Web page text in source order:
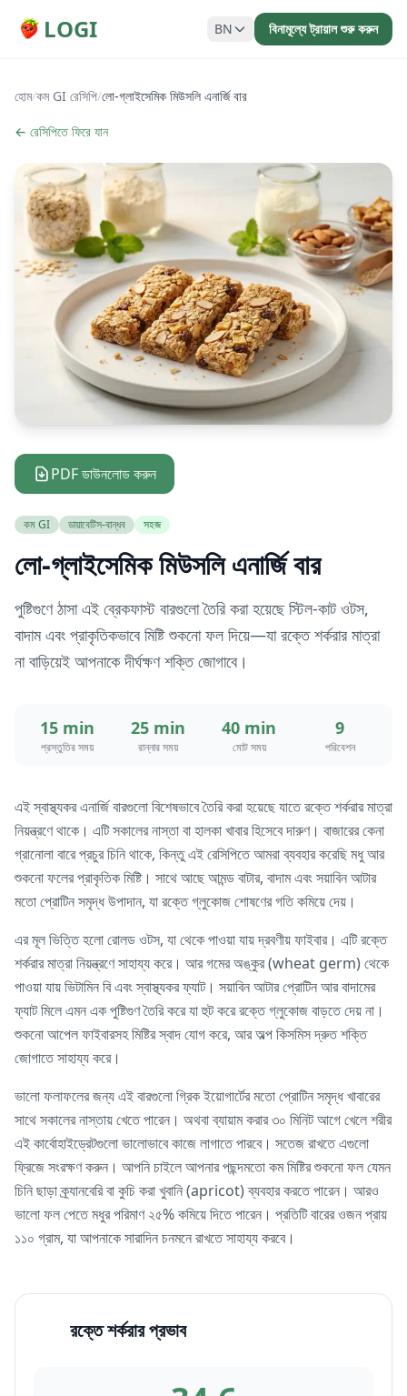
LOGI BN বিনামূল্যে ট্রায়াল শুরু করুন
হোম/কম GI রেসিপি/লো-গ্লাইসেমিক মিউসলি এনার্জি বার
← রেসিপিতে ফিরে যান
PDF ডাউনলোড করুন
কম GI ডায়াবেটিস-বান্ধব সহজ
লো-গ্লাইসেমিক মিউসলি এনার্জি বার
পুষ্টিগুণে ঠাসা এই ব্রেকফাস্ট বারগুলো তৈরি করা হয়েছে স্টিল-কাট ওটস,
বাদাম এবং প্রাকৃতিকভাবে মিষ্টি শুকনো ফল দিয়ে—যা রক্তে শর্করার মাত্রা
না বাড়িয়েই আপনাকে দীর্ঘক্ষণ শক্তি জোগাবে।
15 min
প্রস্তুতির সময়
25 min
রান্নার সময়
40 min
মোট সময়
9
পরিবেশন
এই স্বাস্থ্যকর এনার্জি বারগুলো বিশেষভাবে তৈরি করা হয়েছে যাতে রক্তে শর্করার মাত্রা
নিয়ন্ত্রণে থাকে। এটি সকালের নাস্তা বা হালকা খাবার হিসেবে দারুণ। বাজারের কেনা
গ্রানোলা বারে প্রচুর চিনি থাকে, কিন্তু এই রেসিপিতে আমরা ব্যবহার করেছি মধু আর
শুকনো ফলের প্রাকৃতিক মিষ্টি। সাথে আছে আমন্ড বাটার, বাদাম এবং সয়াবিন আটার
মতো প্রোটিন সমৃদ্ধ উপাদান, যা রক্তে গ্লুকোজ শোষণের গতি কমিয়ে দেয়।
এর মূল ভিত্তি হলো রোলড ওটস, যা থেকে পাওয়া যায় দ্রবণীয় ফাইবার। এটি রক্তে
শর্করার মাত্রা নিয়ন্ত্রণে সাহায্য করে। আর গমের অঙ্কুর (wheat germ) থেকে
পাওয়া যায় ভিটামিন বি এবং স্বাস্থ্যকর ফ্যাট। সয়াবিন আটার প্রোটিন আর বাদামের
ফ্যাট মিলে এমন এক পুষ্টিগুণ তৈরি করে যা হুট করে রক্তে গ্লুকোজ বাড়তে দেয় না।
শুকনো আপেল ফাইবারসহ মিষ্টির স্বাদ যোগ করে, আর অল্প কিসমিস দ্রুত শক্তি
জোগাতে সাহায্য করে।
ভালো ফলাফলের জন্য এই বারগুলো গ্রিক ইয়োগার্টের মতো প্রোটিন সমৃদ্ধ খাবারের
সাথে সকালের নাস্তায় খেতে পারেন। অথবা ব্যায়াম করার ৩০ মিনিট আগে খেলে শরীর
এই কার্বোহাইড্রেটগুলো ভালোভাবে কাজে লাগাতে পারবে। সতেজ রাখতে এগুলো
ফ্রিজে সংরক্ষণ করুন। আপনি চাইলে আপনার পছন্দমতো কম মিষ্টির শুকনো ফল যেমন
চিনি ছাড়া ক্র্যানবেরি বা কুচি করা খুবানি (apricot) ব্যবহার করতে পারেন। আরও
ভালো ফল পেতে মধুর পরিমাণ ২৫% কমিয়ে দিতে পারেন। প্রতিটি বারের ওজন প্রায়
১১০ গ্রাম, যা আপনাকে সারাদিন চনমনে রাখতে সাহায্য করবে।
রক্তে শর্করার প্রভাব